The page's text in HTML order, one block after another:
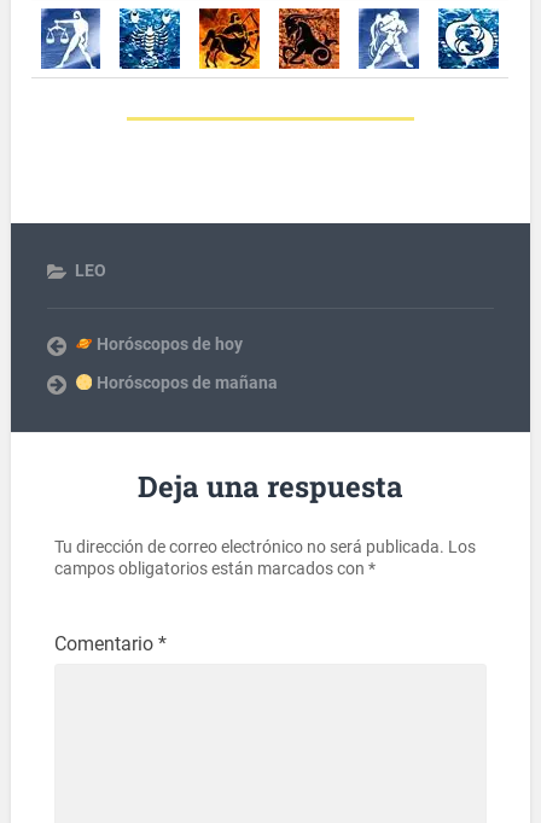
LEO
Horóscopos de hoy
Horóscopos de mañana
Deja una respuesta
Tu dirección de correo electrónico no será publicada. Los
campos obligatorios están marcados con *
Comentario *